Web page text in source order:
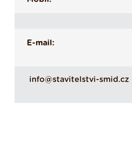
E-mail:
info@stavitelstvi-smid.cz